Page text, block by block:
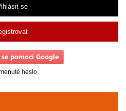
se
heslo